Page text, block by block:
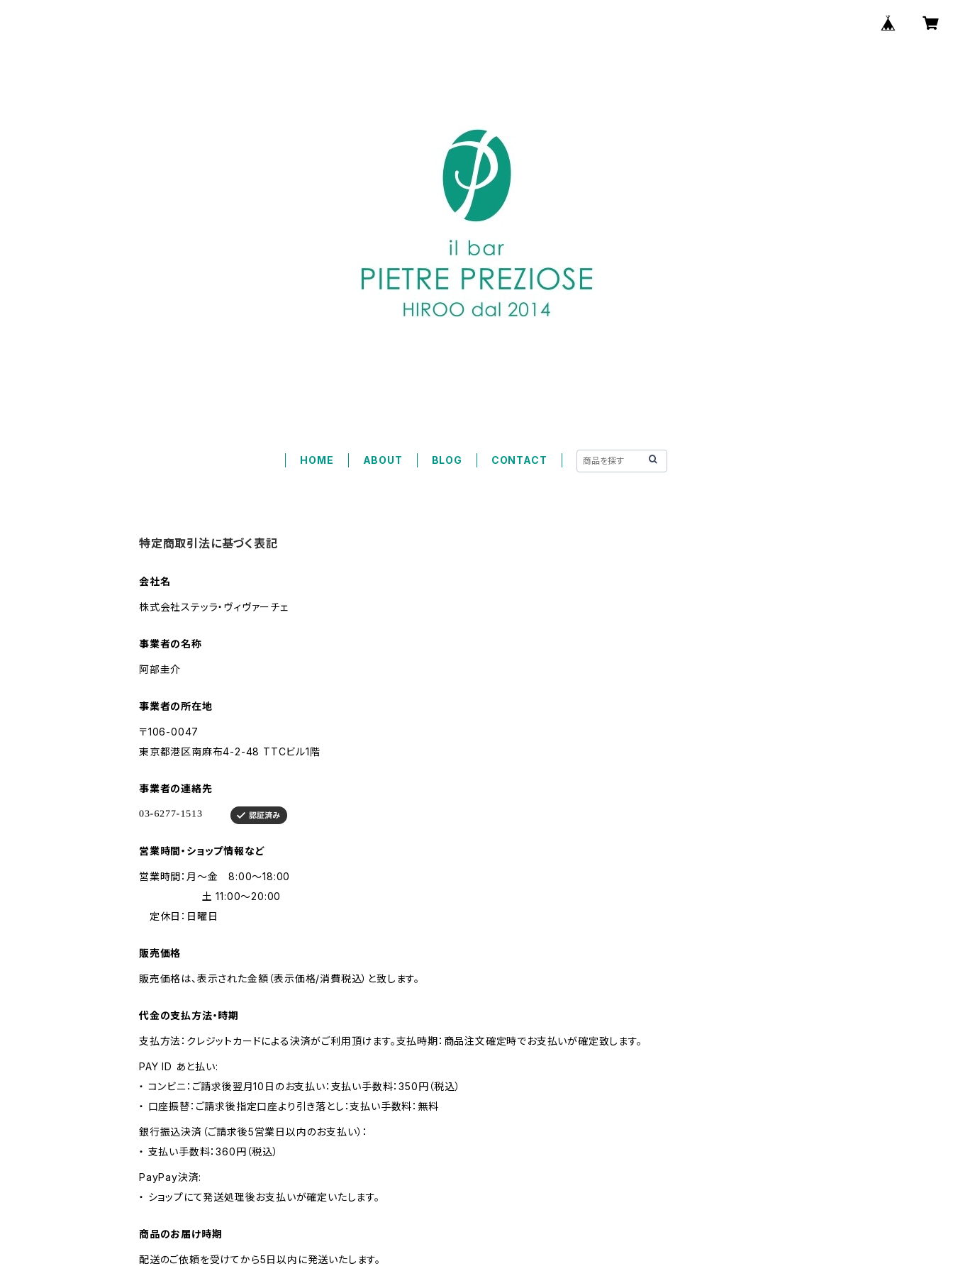
HOME ABOUT BLOG CONTACT
特定商取引法に基づく表記
会社名
株式会社ステッラ・ヴィヴァーチェ
事業者の名称
阿部圭介
事業者の所在地
〒106-0047
東京都港区南麻布4-2-48 TTCビル1階
事業者の連絡先
営業時間・ショップ情報など
営業時間：月〜金 8:00〜18:00
土 11:00〜20:00
定休日：日曜日
販売価格
販売価格は、表示された金額（表示価格/消費税込）と致します。
代金の支払方法・時期
支払方法：クレジットカードによる決済がご利用頂けます。支払時期：商品注文確定時でお支払いが確定致します。
PAY ID あと払い:
・ コンビニ：ご請求後翌月10日のお支払い：支払い手数料：350円（税込）
・ 口座振替：ご請求後指定口座より引き落とし：支払い手数料：無料
銀行振込決済（ご請求後5営業日以内のお支払い）：
・ 支払い手数料：360円（税込）
PayPay決済:
・ ショップにて発送処理後お支払いが確定いたします。
商品のお届け時期
配送のご依頼を受けてから5日以内に発送いたします。